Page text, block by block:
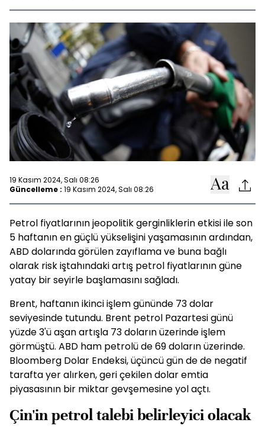
19 Kasım 2024, Salı 08:26
Güncelleme : 19 Kasım 2024, Salı 08:26
Petrol fiyatlarının jeopolitik gerginliklerin etkisi ile son
5 haftanın en güçlü yükselişini yaşamasının ardından,
ABD dolarında görülen zayıflama ve buna bağlı
olarak risk iştahındaki artış petrol fiyatlarının güne
yatay bir seyirle başlamasını sağladı.
Brent, haftanın ikinci işlem gününde 73 dolar
seviyesinde tutundu. Brent petrol Pazartesi günü
yüzde 3'ü aşan artışla 73 doların üzerinde işlem
görmüştü. ABD ham petrolü de 69 doların üzerinde.
Bloomberg Dolar Endeksi, üçüncü gün de de negatif
tarafta yer alırken, geri çekilen dolar emtia
piyasasının bir miktar gevşemesine yol açtı.
Çin'in petrol talebi belirleyici olacak